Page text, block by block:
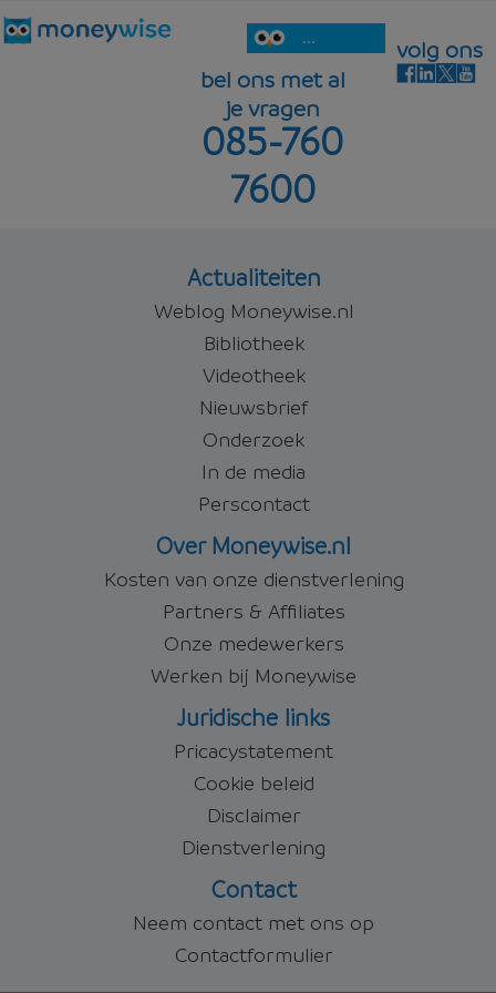
...
bel ons met al
je vragen
085-760
7600
volg ons
Actualiteiten
Weblog Moneywise.nl
Bibliotheek
Videotheek
Nieuwsbrief
Onderzoek
In de media
Perscontact
Over Moneywise.nl
Kosten van onze dienstverlening
Partners & Affiliates
Onze medewerkers
Werken bij Moneywise
Juridische links
Pricacystatement
Cookie beleid
Disclaimer
Dienstverlening
Contact
Neem contact met ons op
Contactformulier